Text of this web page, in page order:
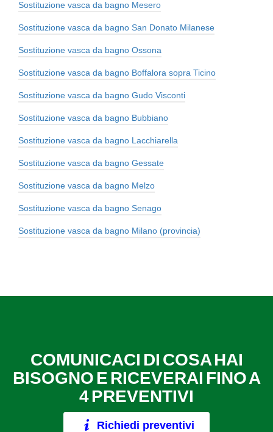
Sostituzione vasca da bagno Mesero
Sostituzione vasca da bagno San Donato Milanese
Sostituzione vasca da bagno Ossona
Sostituzione vasca da bagno Boffalora sopra Ticino
Sostituzione vasca da bagno Gudo Visconti
Sostituzione vasca da bagno Bubbiano
Sostituzione vasca da bagno Lacchiarella
Sostituzione vasca da bagno Gessate
Sostituzione vasca da bagno Melzo
Sostituzione vasca da bagno Senago
Sostituzione vasca da bagno Milano (provincia)
COMUNICACI DI COSA HAI
BISOGNO E RICEVERAI FINO A
4 PREVENTIVI
Richiedi preventivi